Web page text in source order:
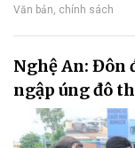
Văn bản, chính sách
Nghệ An: Đôn
ngập úng đô